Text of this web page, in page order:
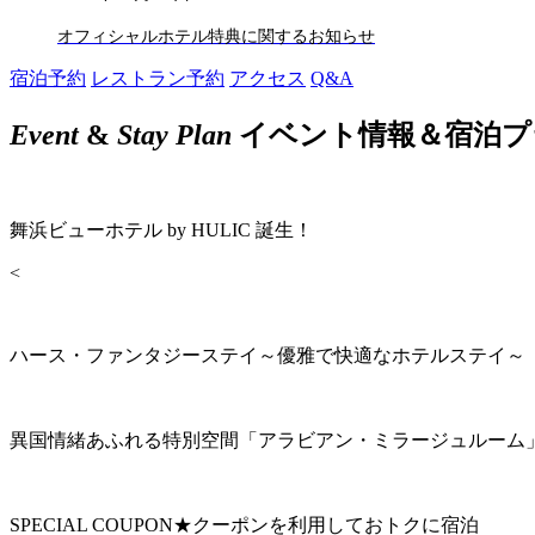
オフィシャルホテル特典に関するお知らせ
宿泊予約 レストラン予約 アクセス Q&A
Event& Stay Plan イベント情報＆宿泊
舞浜ビューホテル by HULIC 誕生！
<
ハース・ファンタジーステイ～優雅で快適なホテルステイ～
異国情緒あふれる特別空間「アラビアン・ミラージュルーム
SPECIAL COUPON★クーポンを利用しておトクに宿泊